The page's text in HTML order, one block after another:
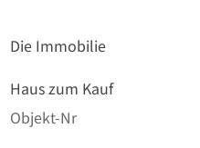
Die Immobilie
Haus zum Kauf
Objekt-Nr